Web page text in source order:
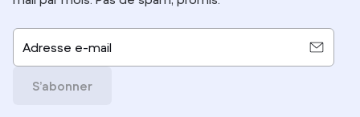
Adresse e-mail
S’abonner